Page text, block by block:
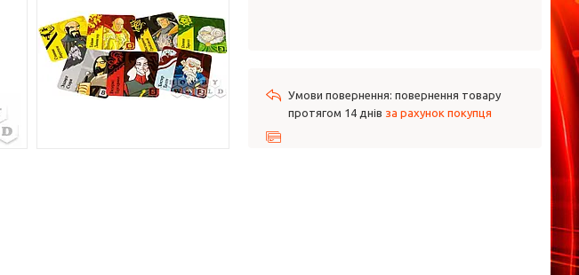
повернення товару
протягом 14 днів за рахунок покупця